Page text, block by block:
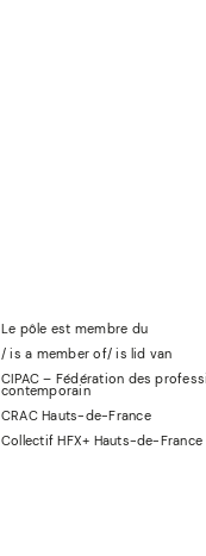
Le pôle est membre du
/ is a member of/is lid van
CIPAC – Fédération des
contemporain
CRAC Hauts-de-France
Collectif HFX+ Hauts-de-France